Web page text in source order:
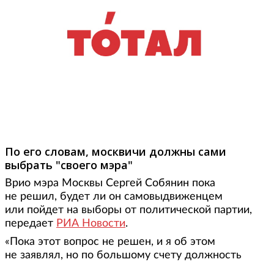
По его словам, москвичи должны сами
выбрать "своего мэра"
Врио мэра Москвы Сергей Собянин пока
не решил, будет ли он самовыдвиженцем
или пойдет на выборы от политической партии,
передает РИА Новости.
«Пока этот вопрос не решен, и я об этом
не заявлял, но по большому счету должность